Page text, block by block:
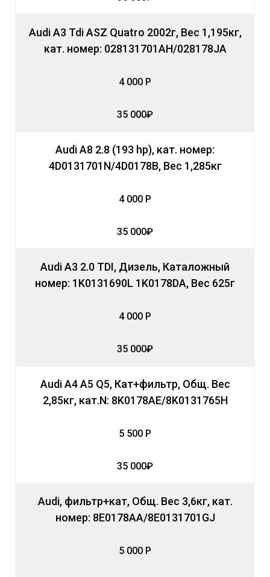
Audi A3 Tdi ASZ Quatro 2002г, Вес 1,195кг,
кат. номер: 028131701AH/028178JA
4 000 Р
35 000₽
Audi A8 2.8 (193 hp), кат. номер:
4D0131701N/4D0178B, Вес 1,285кг
4 000 Р
35 000₽
Audi A3 2.0 TDI, Дизель, Каталожный
номер: 1K0131690L 1K0178DA, Вес 625г
4 000 Р
35 000₽
Audi A4 A5 Q5, Кат+фильтр, Общ. Вес
2,85кг, кат.N: 8K0178AE/8K0131765H
5 500 Р
35 000₽
Audi, фильтр+кат, Общ. Вес 3,6кг, кат.
номер: 8E0178AA/8E0131701GJ
5 000 Р